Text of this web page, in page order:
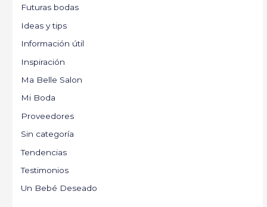
Futuras bodas
Ideas y tips
Información útil
Inspiración
Ma Belle Salon
Mi Boda
Proveedores
Sin categoría
Tendencias
Testimonios
Un Bebé Deseado